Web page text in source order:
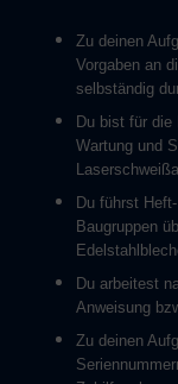
Zu deinen
Vorgaben an
selbständig
Du bist für die
Wartung und
Du führst
Baugruppen
Du arbeitest
Anweisung
Zu deinen